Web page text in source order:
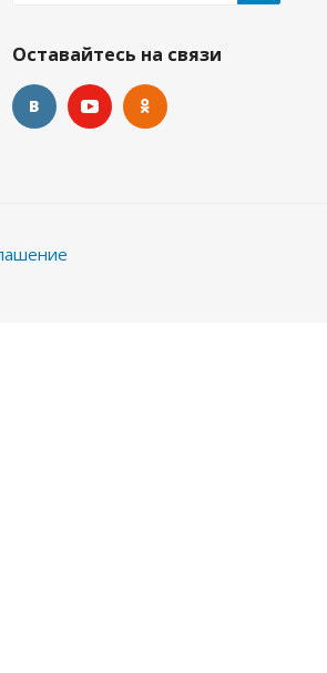
Достаточно
Оставайтесь на связи